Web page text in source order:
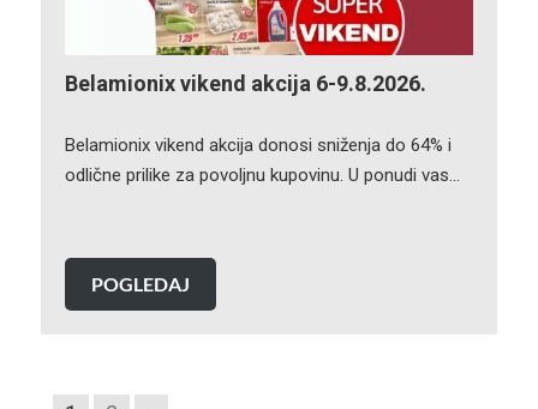
Belamionix vikend akcija 6-9.8.2026.
Belamionix vikend akcija donosi sniženja do 64% i
odlične prilike za povoljnu kupovinu. U ponudi vas…
POGLEDAJ